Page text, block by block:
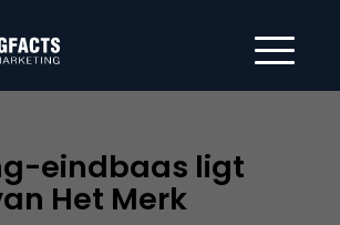
eindbaas ligt
Het Merk